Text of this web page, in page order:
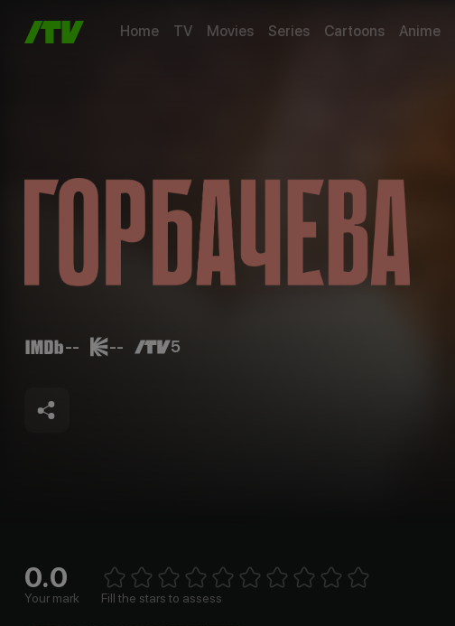
Home TV Movies Series Cartoons Anime
-- -- 5
0.0
Your mark 1 Star2 Stars3 Stars4 Stars5 Stars
Fill the stars to assess